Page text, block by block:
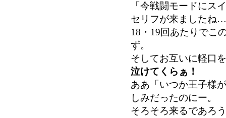
「今戦闘モードにス
セリフが来ましたね
18・19回あたりでこ
ず。
そしてお互いに軽口
泣けてくらぁ！
ああ「いつか王子様
しみだったのにー。
そろそろ来るであろ